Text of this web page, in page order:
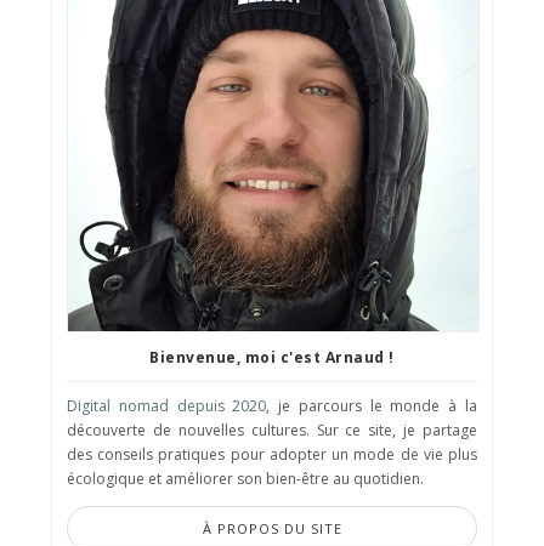
Bienvenue, moi c'est Arnaud !
Digital nomad depuis 2020, je parcours le monde à la
découverte de nouvelles cultures. Sur ce site, je partage
des conseils pratiques pour adopter un mode de vie plus
écologique et améliorer son bien-être au quotidien.
À PROPOS DU SITE